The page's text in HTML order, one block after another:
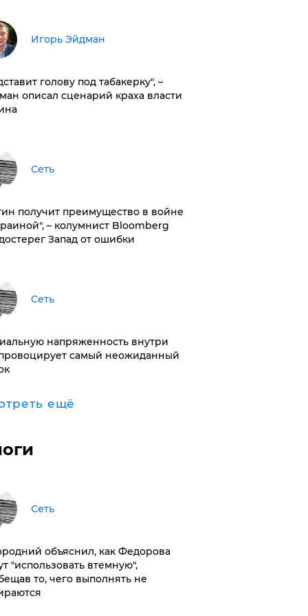
Игорь Эйдман
голову под табакерку", –
описал сценарий краха власти
Сеть
получит преимущество в войне
– колумнист Bloomberg
Запад от ошибки
Сеть
напряженность внутри
самый неожиданный
ещё
Сеть
объяснил, как Федорова
"использовать втемную",
то, чего выполнять не